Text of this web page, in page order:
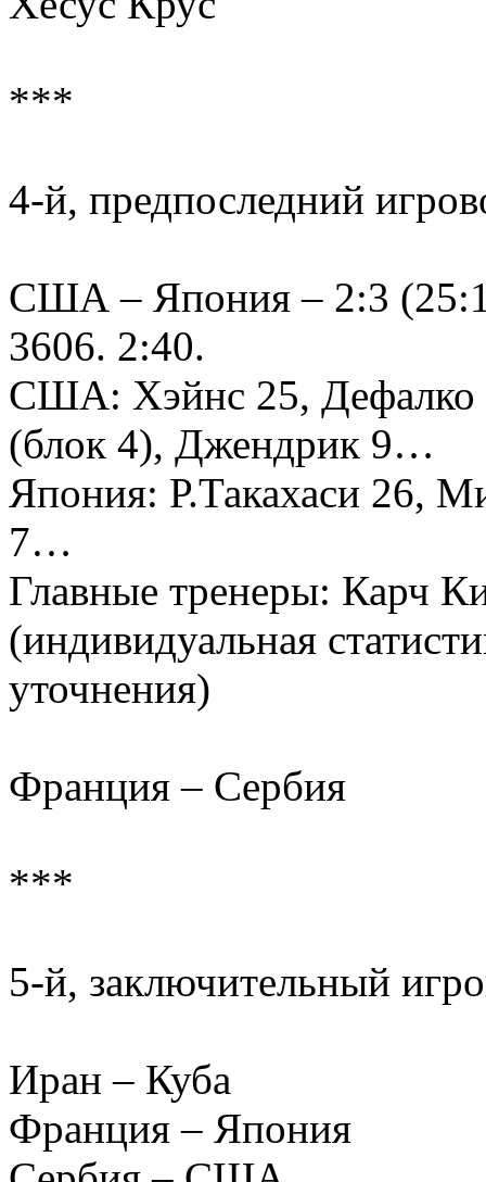
***
4-й, предпоследний
США – Япония – 2:3
3606. 2:40.
США: Хэйнс 25, Дефалко
(блок 4), Джендрик 9…
Япония: Р.Такахаси 26,
7…
Главные тренеры: Карч
(индивидуальная
уточнения)
Франция – Сербия
***
5-й, заключительный
Иран – Куба
Франция – Япония